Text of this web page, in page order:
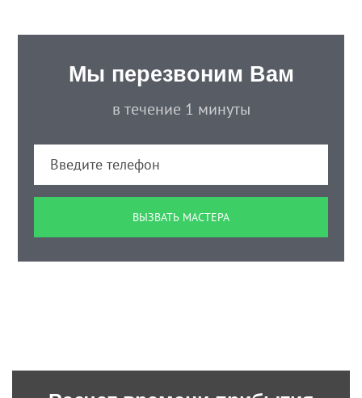
Мы перезвоним Вам
в течение 1 минуты